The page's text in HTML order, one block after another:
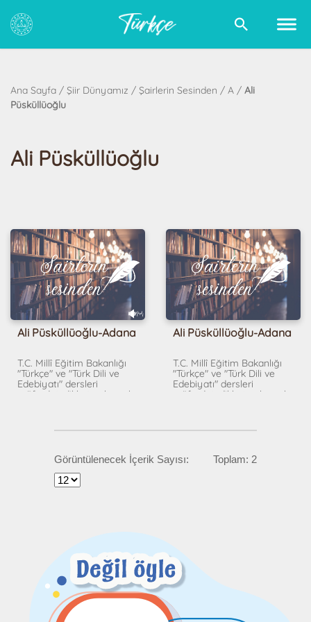
Ana Sayfa / Şiir Dünyamız / Şairlerin Sesinden / A / Ali
Püsküllüoğlu
Ali Püsküllüoğlu
Ali Püsküllüoğlu-Adana
T.C. Millî Eğitim Bakanlığı
"Türkçe" ve "Türk Dili ve
Edebiyatı" dersleri
müfredatı dikkate alınarak
Ali Püsküllüoğlu-Adana
T.C. Millî Eğitim Bakanlığı
"Türkçe" ve "Türk Dili ve
Edebiyatı" dersleri
müfredatı dikkate alınarak
Toplam: 2
Görüntülenecek İçerik Sayısı: